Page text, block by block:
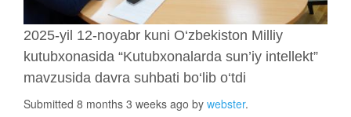
2025-yil 12-noyabr kuni O‘zbekiston Milliy
kutubxonasida “Kutubxonalarda sun’iy intellekt”
mavzusida davra suhbati bo‘lib o‘tdi
Submitted 8 months 3 weeks ago by webster.